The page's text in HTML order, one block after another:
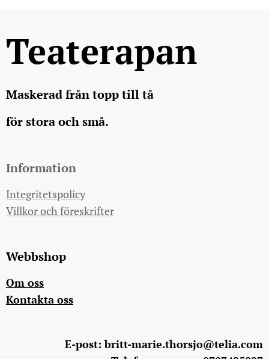
Teaterapan
Maskerad från topp till tå
för stora och små.
Information
Integritetspolicy
Villkor och föreskrifter
Webbshop
Om oss
Kontakta oss
E-post: britt-marie.thorsjo@telia.com